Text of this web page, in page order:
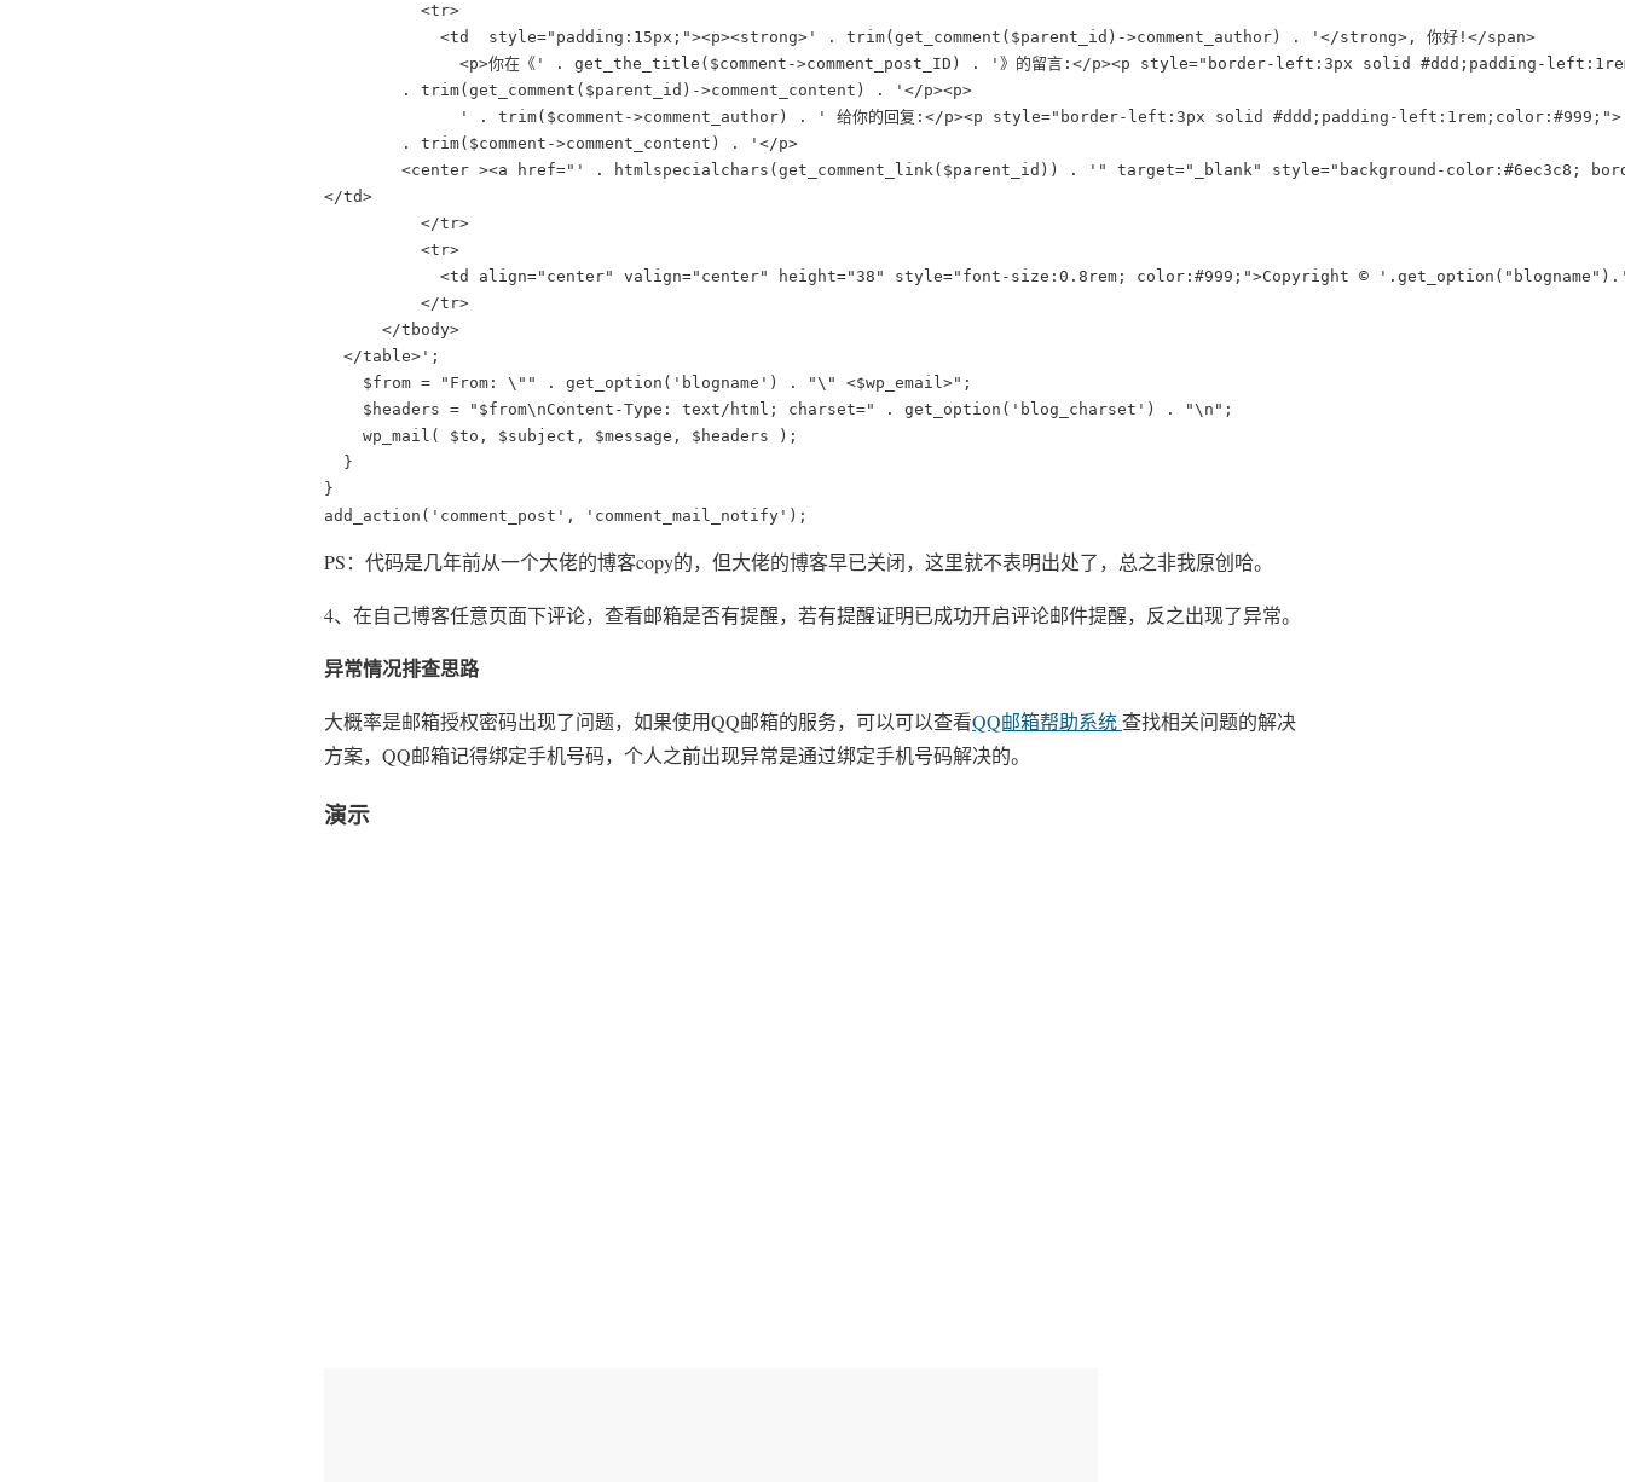
          <tr>
            <td  style="padding:15px;"><p><strong>' . trim(get_comment($parent_id)->comment_author) . '</strong>, 你好!</span>
<p>你在《' . get_the_title($comment->comment_post_ID) . '》的留言:</p><p style="border-left:3px solid #ddd;padding-
        . trim(get_comment($parent_id)->comment_content) . '</p><p>
' . trim($comment->comment_author) . ' 给你的回复:</p><p style="border-left:3px solid #ddd;padding-
        . trim($comment->comment_content) . '</p>
<center ><a href="' . htmlspecialchars(get_comment_link($parent_id)) . '" target="_blank" style="background-color:#6ec3c8;
</td>
          </tr>
          <tr>
<td align="center" valign="center" height="38" style="font-size:0.8rem; color:#999;">Copyright ©
          </tr>
      </tbody>
  </table>';
    $from = "From: \"" . get_option('blogname') . "\" <$wp_email>";
    $headers = "$from\nContent-Type: text/html; charset=" . get_option('blog_charset') . "\n";
    wp_mail( $to, $subject, $message, $headers );
  }
}
add_action('comment_post', 'comment_mail_notify');
PS：代码是几年前从一个大佬的博客copy的，但大佬的博客早已关闭，这里就不表明出处了，总之非我原创哈。
4、在自己博客任意页面下评论，查看邮箱是否有提醒，若有提醒证明已成功开启评论邮件提醒，反之出现了异常。
异常情况排查思路
大概率是邮箱授权密码出现了问题，如果使用QQ邮箱的服务，可以可以查看QQ邮箱帮助系统查找相关问题的解决
方案，QQ邮箱记得绑定手机号码，个人之前出现异常是通过绑定手机号码解决的。
演示